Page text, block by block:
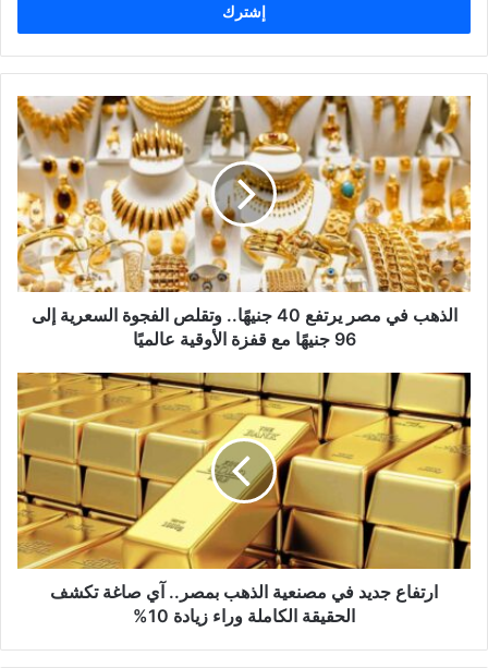
ب
ر
د
ك
إ
ل
ك
ت
ر
الذهب في مصر يرتفع 40 جنيهًا.. وتقلص الفجوة السعرية إلى
96 جنيهًا مع قفزة الأوقية عالميًا
ارتفاع جديد في مصنعية الذهب بمصر.. آي صاغة تكشف
الحقيقة الكاملة وراء زيادة 10%